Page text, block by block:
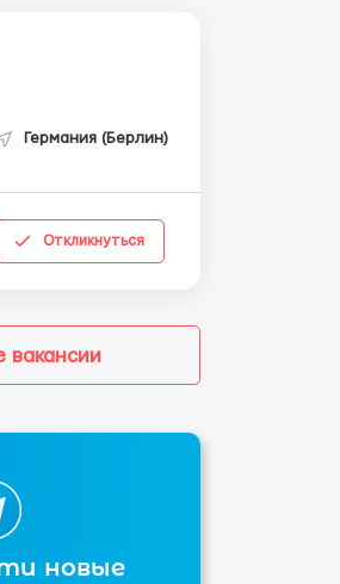
Германия (Берлин)
Откликнуться
вакансии
новые